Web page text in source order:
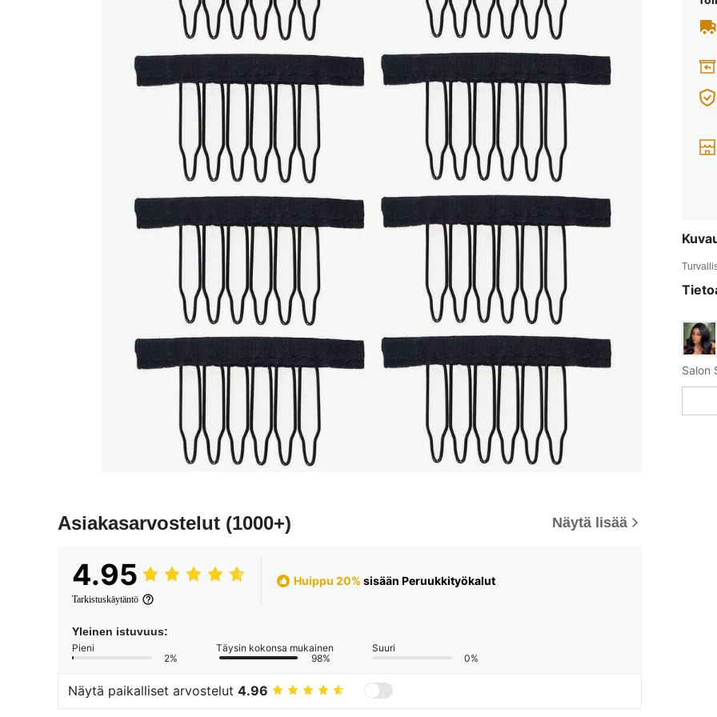
Asiakasarvostelut (1000+) Näytä lisää
4.95
Tarkistuskäytäntö
Huippu 20% sisään Peruukkityökalut
Yleinen istuvuus:
Pieni
2%
Täysin kokonsa mukainen
98%
Suuri
0%
Näytä paikalliset arvostelut 4.96
Salon